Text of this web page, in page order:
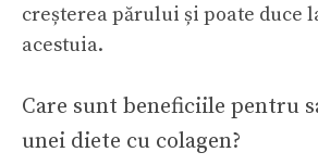
creșterea părului și poate duce
acestuia.
Care sunt beneficiile pentru
unei diete cu colagen?